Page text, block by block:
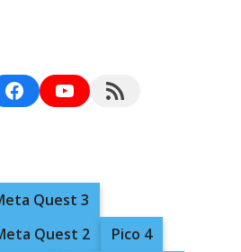
FacebookYouTubeRSS Feed
Quest 3
Quest 2
Pico 4